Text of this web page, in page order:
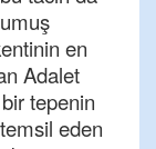
en
Adalet
tepenin
eden